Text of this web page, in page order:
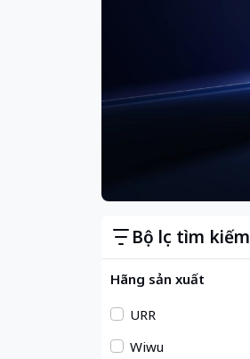
Bộ lọc tìm kiếm
Hãng sản xuất
URR
Wiwu